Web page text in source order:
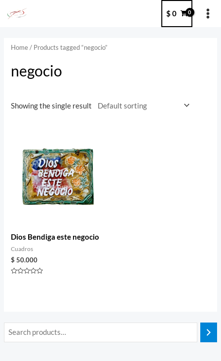
$ 0
Home/ Products tagged “negocio”
negocio
Showing the single result
Dios Bendiga este negocio
Cuadros
$ 50.000